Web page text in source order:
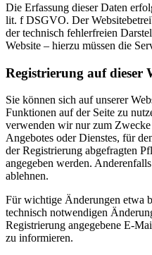
Die Erfassung dieser Daten
lit. f DSGVO. Der
der technisch fehlerfreien
Website – hierzu müssen die
Registrierung auf dieser
Sie können sich auf unserer
Funktionen auf der Seite zu
verwenden wir nur zum
Angebotes oder Dienstes, für
der Registrierung abgefragten
angegeben werden.
ablehnen.
Für wichtige Änderungen etwa
technisch notwendigen
Registrierung angegebene E-
zu informieren.